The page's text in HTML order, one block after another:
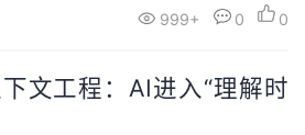
技术社区涌现出大量实验性Demo，仿
999+ 0 0
文工程：AI进入“理解时